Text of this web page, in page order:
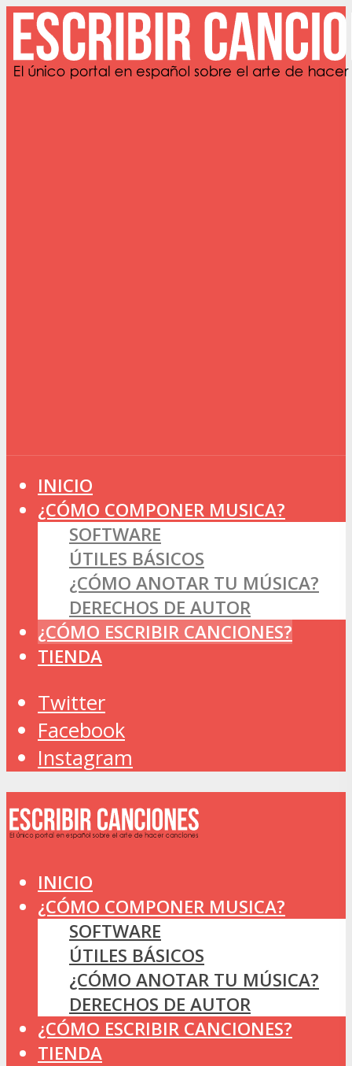
INICIO
¿CÓMO COMPONER MUSICA?
SOFTWARE
ÚTILES BÁSICOS
¿CÓMO ANOTAR TU MÚSICA?
DERECHOS DE AUTOR
¿CÓMO ESCRIBIR CANCIONES?
TIENDA
Twitter
Facebook
Instagram
INICIO
¿CÓMO COMPONER MUSICA?
SOFTWARE
ÚTILES BÁSICOS
¿CÓMO ANOTAR TU MÚSICA?
DERECHOS DE AUTOR
¿CÓMO ESCRIBIR CANCIONES?
TIENDA